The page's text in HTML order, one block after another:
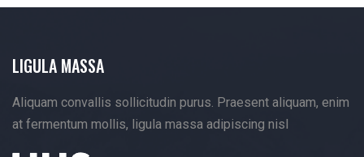
LIGULA MASSA
Aliquam convallis sollicitudin purus. Praesent aliquam, enim
at fermentum mollis, ligula massa adipiscing nisl